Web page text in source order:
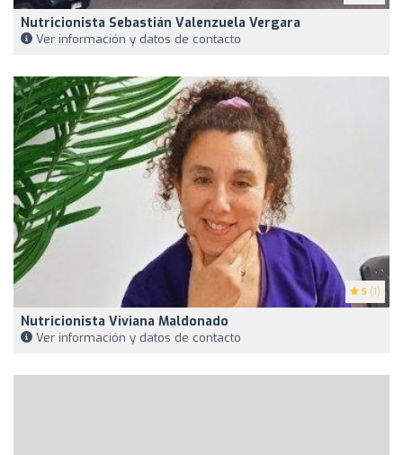
Nutricionista Sebastián Valenzuela Vergara
Ver información y datos de contacto
5 (1)
Nutricionista Viviana Maldonado
Ver información y datos de contacto